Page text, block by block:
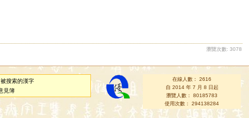
瀏覽次數: 3078
搜索的漢字
見簿
在線人數： 2616
自 2014 年 7 月 8 日起
瀏覽人數： 80185783
使用次數： 294138284